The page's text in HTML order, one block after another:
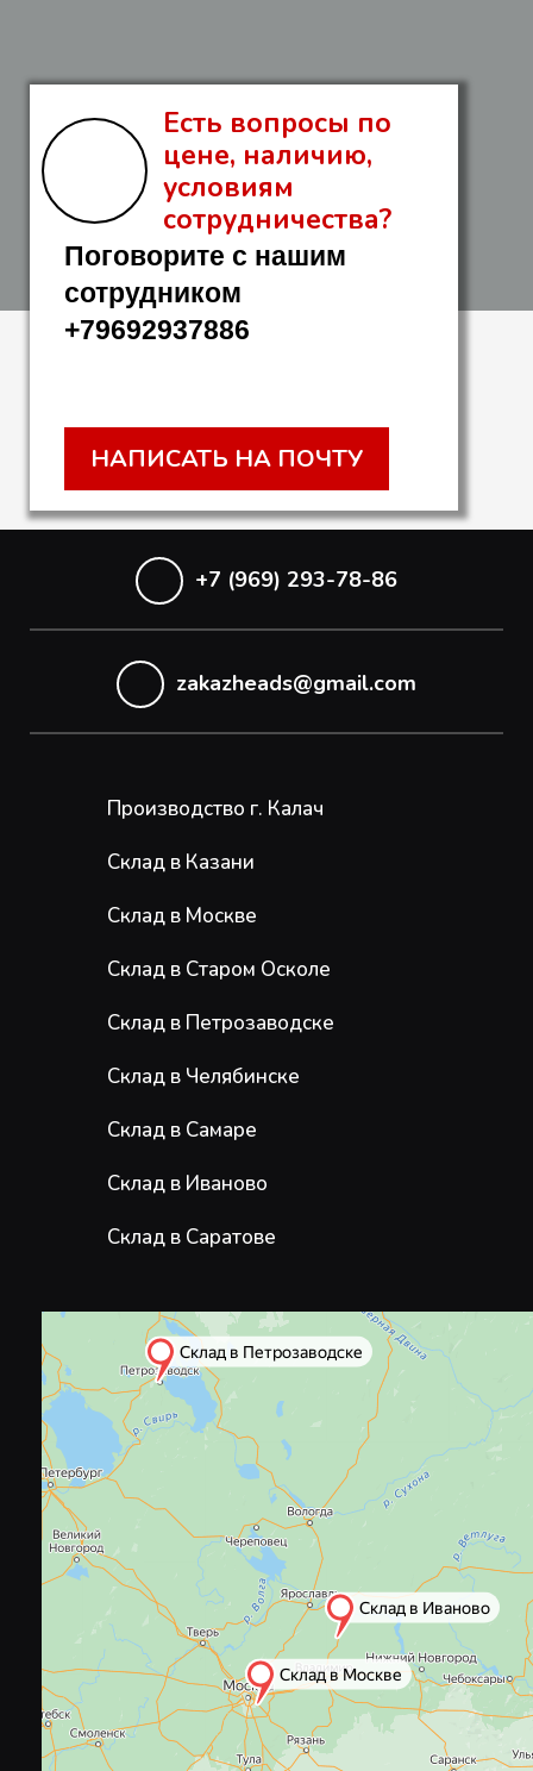
Есть вопросы по
цене, наличию,
условиям
сотрудничества?
Поговорите с нашим
сотрудником
+79692937886
НАПИСАТЬ НА ПОЧТУ
+7 (969) 293-78-86
zakazheads@gmail.com
Производство г. Калач
Склад в Казани
Склад в Москве
Склад в Старом Осколе
Склад в Петрозаводске
Склад в Челябинске
Склад в Самаре
Склад в Иваново
Склад в Саратове